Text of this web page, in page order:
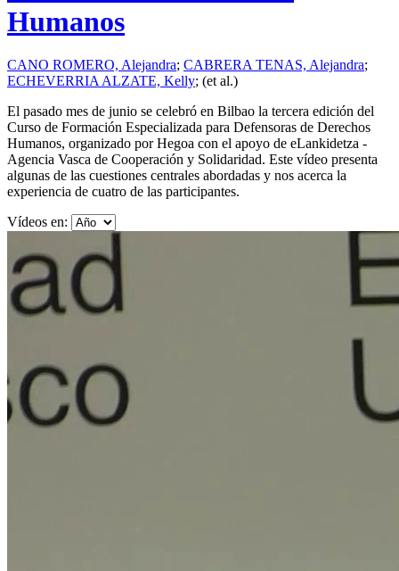
Humanos
CANO ROMERO, Alejandra; CABRERA TENAS, Alejandra;
ECHEVERRIA ALZATE, Kelly; (et al.)
El pasado mes de junio se celebró en Bilbao la tercera edición del
Curso de Formación Especializada para Defensoras de Derechos
Humanos, organizado por Hegoa con el apoyo de eLankidetza -
Agencia Vasca de Cooperación y Solidaridad. Este vídeo presenta
algunas de las cuestiones centrales abordadas y nos acerca la
experiencia de cuatro de las participantes.
Vídeos en: